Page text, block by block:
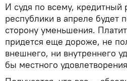
И судя по всему, кредитный
республики в апреле будет
сторону уменьшения.
придется еще дороже, не
внешнего, ни внутреннего
бы местного